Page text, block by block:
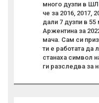
много дузпи в ШЛ
че за 2016, 2017,
дали 7 дузпи в
Аржентина за
мача. Сам си
ти е работата
станаха символ
ги разследва за